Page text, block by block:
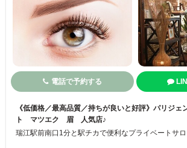
電話で予約する
《低価格／最高品質／持ちが良いと好評》パリジ
ト マツエク 眉 人気店♪